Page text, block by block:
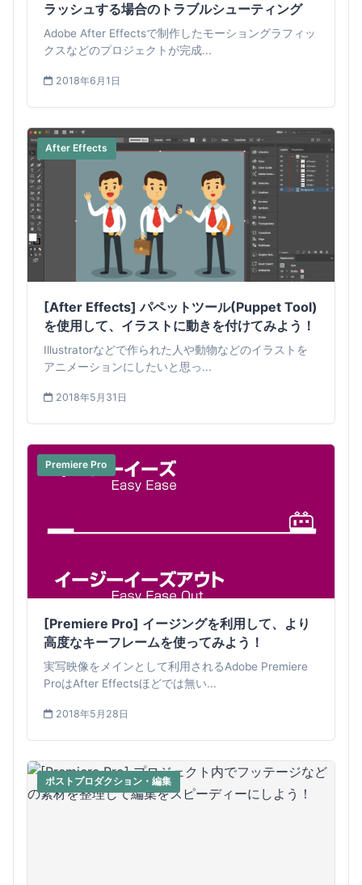
ラッシュする場合のトラブルシューティング
Adobe After Effectsで制作したモーショングラフィッ
クスなどのプロジェクトが完成...
2018年6月1日
After Effects
[After Effects] パペットツール(Puppet Tool)
を使用して、イラストに動きを付けてみよう！
Illustratorなどで作られた人や動物などのイラストを
アニメーションにしたいと思っ...
2018年5月31日
Premiere Pro
[Premiere Pro] イージングを利用して、より
高度なキーフレームを使ってみよう！
実写映像をメインとして利用されるAdobe Premiere
ProはAfter Effectsほどでは無い...
2018年5月28日
ポストプロダクション・編集